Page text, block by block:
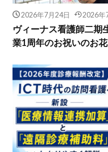
2026年7月24日 2026年
ヴィーナス看護師二期
業1周年のお祝いのお